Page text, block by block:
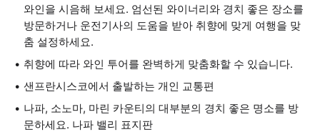
와인을 시음해 보세요. 엄선된 와이너리와 경치 좋은 장소를
방문하거나 운전기사의 도움을 받아 취향에 맞게 여행을 맞
춤 설정하세요.
취향에 따라 와인 투어를 완벽하게 맞춤화할 수 있습니다.
샌프란시스코에서 출발하는 개인 교통편
나파, 소노마, 마린 카운티의 대부분의 경치 좋은 명소를 방
문하세요. 나파 밸리 표지판